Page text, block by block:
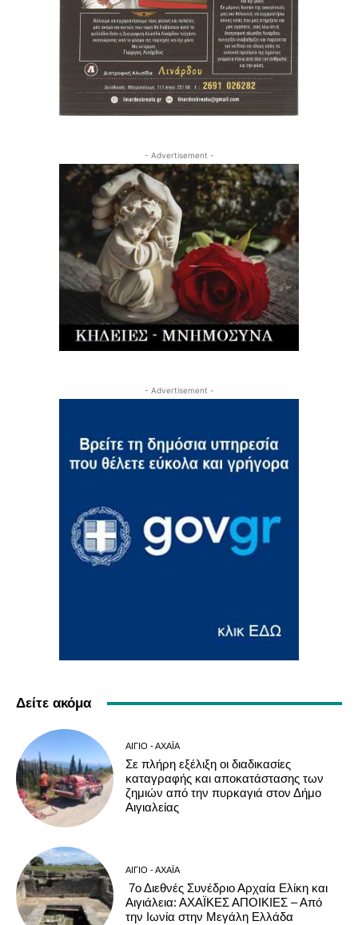
- Advertisement -
- Advertisement -
Δείτε ακόμα
ΑΊΓΙΟ - ΑΧΑΪ́Α
Σε πλήρη εξέλιξη οι διαδικασίες
καταγραφής και αποκατάστασης των
ζημιών από την πυρκαγιά στον Δήμο
Αιγιαλείας
ΑΊΓΙΟ - ΑΧΑΪ́Α
7ο Διεθνές Συνέδριο Αρχαία Ελίκη και
Αιγιάλεια: ΑΧΑΪΚΕΣ ΑΠΟΙΚΙΕΣ – Από
την Ιωνία στην Μεγάλη Ελλάδα